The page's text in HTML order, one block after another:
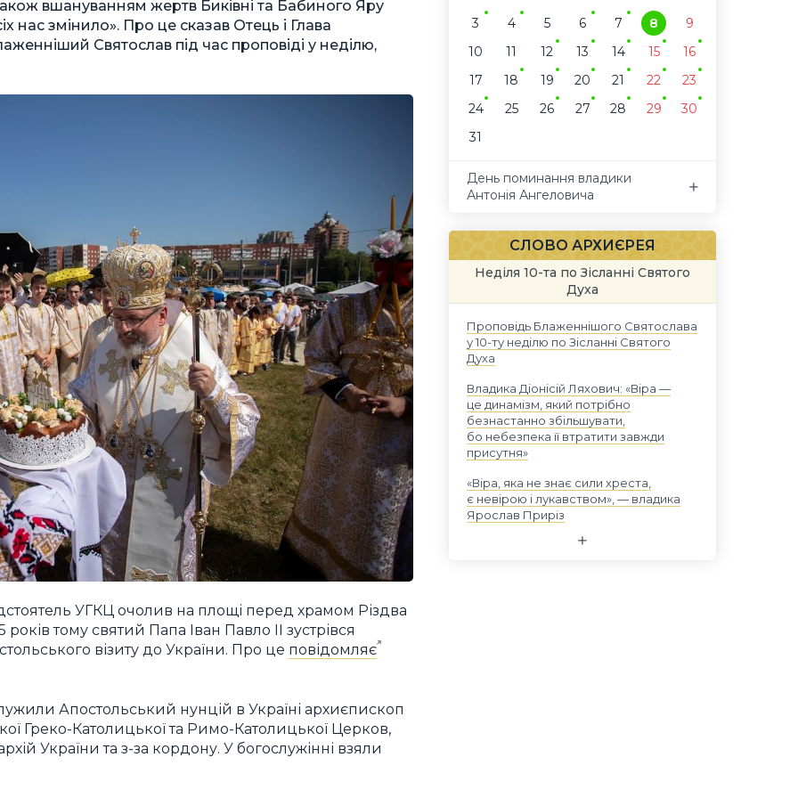
вшануванням жертв Биківні та Бабиного Яру
нас змінило». Про це сказав Отець і Глава
Святослав під час проповіді у неділю,
УГКЦ очолив на площі перед храмом Різдва
тому святий Папа Іван Павло ІІ зустрівся
візиту до України. Про це повідомляє
Апостольський нунцій в Україні архиєпископ
Греко-Католицької та Римо-Католицької Церков,
України та з-за кордону. У богослужінні взяли
3
4 5 6 7 8
9
10
11 12 13 14 15
16
17
18 19 20 21 22
23
24
25 26 27 28 29
30
31
День поминання владики
Антонія Ангеловича
СЛОВО АРХИЄРЕЯ
Неділя 10-та по Зісланні Святого
Духа
Проповідь Блаженнішого Святослава
у 10-ту неділю по Зісланні Святого
Духа
Владика Діонісій Ляхович: «Віра —
це динамізм, який потрібно
безнастанно збільшувати,
бо небезпека її втратити завжди
присутня»
«Віра, яка не знає сили хреста,
є невірою і лукавством», — владика
Ярослав Приріз